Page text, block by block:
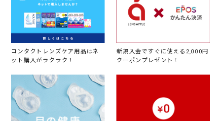
コンタクトレンズケア用品はネ
ット購入がラクラク！
新規入会ですぐに使える2,000円
クーポンプレゼント！